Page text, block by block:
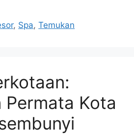
, Spa,Temukan
Permata Kota